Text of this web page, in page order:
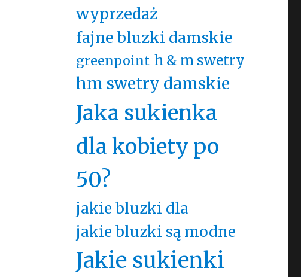
wyprzedaż
fajne bluzki damskie
greenpoint h & m swetry
hm swetry damskie
Jaka sukienka
dla kobiety po
50?
jakie bluzki dla
jakie bluzki są modne
Jakie sukienki